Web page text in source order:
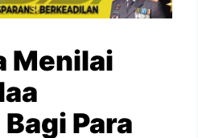
Menilai
Para